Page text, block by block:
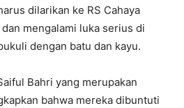
dilarikan ke RS Cahaya
mengalami luka serius di
dengan batu dan kayu.
Bahri yang merupakan
bahwa mereka dibuntuti